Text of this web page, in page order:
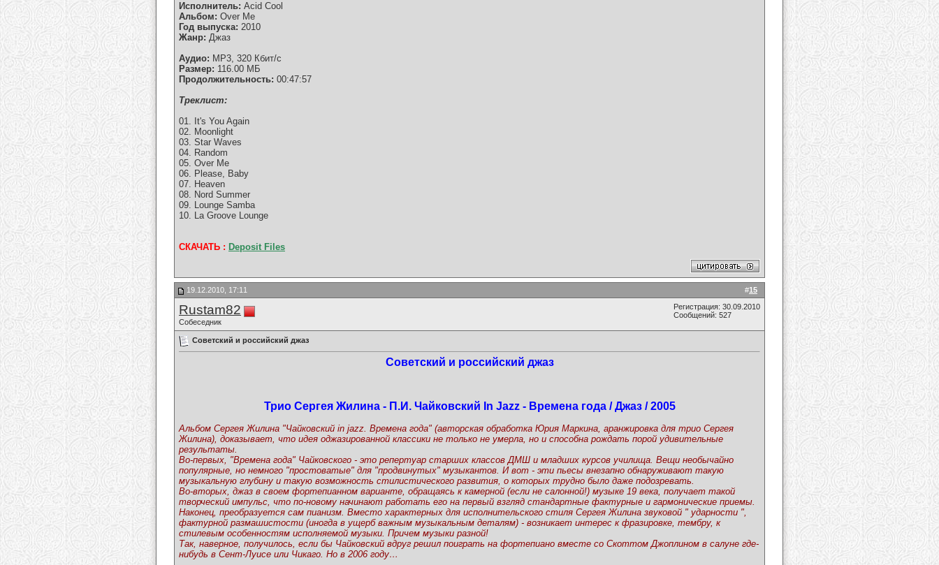
Исполнитель: Acid Cool
Альбом: Over Me
Год выпуска: 2010
Жанр: Джаз
Аудио: MP3, 320 Кбит/с
Размер: 116.00 МБ
Продолжительность: 00:47:57
Tреклист:
01. It's You Again
02. Moonlight
03. Star Waves
04. Random
05. Over Me
06. Please, Baby
07. Heaven
08. Nord Summer
09. Lounge Samba
10. La Groove Lounge
СКАЧАТЬ : Deposit Files
#15
19.12.2010, 17:11
Rustam82
Собеседник
Регистрация: 30.09.2010
Сообщений: 527
Советский и российский джаз
Советский и российский джаз
Трио Сергея Жилина - П.И. Чайковский In Jazz - Времена года / Джаз / 2005
Альбом Сергея Жилина "Чайковский in jazz. Времена года" (авторская обработка Юрия Маркина, аранжировка для трио Сергея
Жилина), доказывает, что идея оджазированной классики не только не умерла, но и способна рождать порой удивительные
результаты.
Во-первых, "Времена года" Чайковского - это репертуар старших классов ДМШ и младших курсов училища. Вещи необычайно
популярные, но немного "простоватые" для "продвинутых" музыкантов. И вот - эти пьесы внезапно обнаруживают такую
музыкальную глубину и такую возможность стилистического развития, о которых трудно было даже подозревать.
Во-вторых, джаз в своем фортепианном варианте, обращаясь к камерной (если не салонной!) музыке 19 века, получает такой
творческий импульс, что по-новому начинают работать его на первый взгляд стандартные фактурные и гармонические приемы.
Наконец, преобразуется сам пианизм. Вместо характерных для исполнительского стиля Сергея Жилина звуковой " ударности ",
фактурной размашистости (иногда в ущерб важным музыкальным деталям) - возникает интерес к фразировке, тембру, к
стилевым особенностям исполняемой музыки. Причем музыки разной!
Так, наверное, получилось, если бы Чайковский вдруг решил поиграть на фортепиано вместе со Скоттом Джоплином в салуне где-
нибудь в Сент-Луисе или Чикаго. Но в 2006 году…